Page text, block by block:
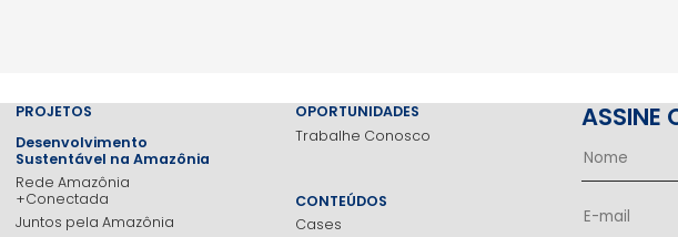
PROJETOS
Desenvolvimento
Sustentável na Amazônia
Rede Amazônia
+Conectada
Juntos pela Amazônia
OPORTUNIDADES
Trabalhe Conosco
CONTEÚDOS
Cases
ASSINE